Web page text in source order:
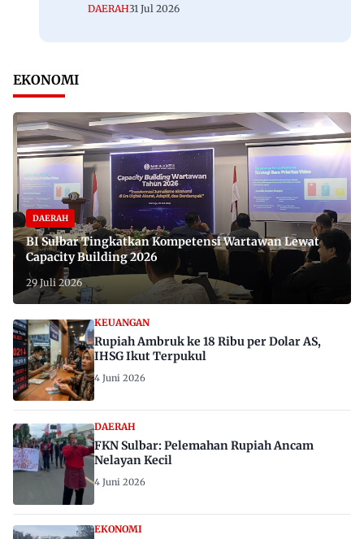
DAERAH31 Jul 2026
EKONOMI
DAERAH
BI Sulbar Tingkatkan Kompetensi Wartawan Lewat
Capacity Building 2026
29 Juli 2026
KEUANGAN
Rupiah Ambruk ke 18 Ribu per Dolar AS,
IHSG Ikut Terpukul
4 Juni 2026
DAERAH
FKN Sulbar: Pelemahan Rupiah Ancam
Nelayan Kecil
4 Juni 2026
EKONOMI